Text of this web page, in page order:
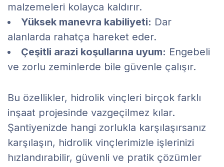
malzemeleri kolayca kaldırır.
Yüksek manevra kabiliyeti: Dar
alanlarda rahatça hareket eder.
Çeşitli arazi koşullarına uyum: Engebeli
ve zorlu zeminlerde bile güvenle çalışır.
Bu özellikler, hidrolik vinçleri birçok farklı
inşaat projesinde vazgeçilmez kılar.
Şantiyenizde hangi zorlukla karşılaşırsanız
karşılaşın, hidrolik vinçlerimizle işlerinizi
hızlandırabilir, güvenli ve pratik çözümler